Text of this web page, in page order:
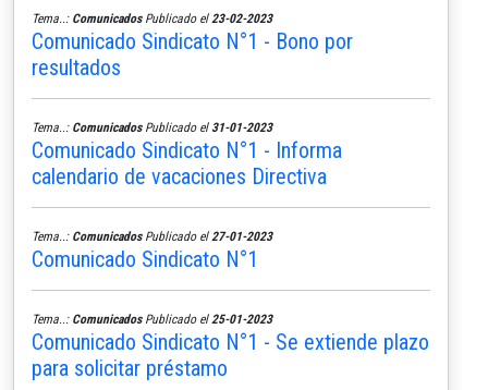
Tema..: ComunicadosPublicado el 23-02-2023
Comunicado Sindicato N°1 - Bono por
resultados
Tema..: ComunicadosPublicado el 31-01-2023
Comunicado Sindicato N°1 - Informa
calendario de vacaciones Directiva
Tema..: ComunicadosPublicado el 27-01-2023
Comunicado Sindicato N°1
Tema..: ComunicadosPublicado el 25-01-2023
Comunicado Sindicato N°1 - Se extiende plazo
para solicitar préstamo